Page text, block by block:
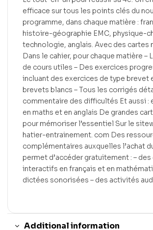
efficace sur tous les points clés du
programme, dans chaque matière :
histoire-géographie EMC, physique-
technologie, anglais. Avec des cartes
Dans le cahier, pour chaque matière –
de cours utiles – Des exercices
incluant des exercices de type brevet
brevets blancs – Tous les corrigés
commentaire des difficultés Et aussi :
en maths et en anglais De grandes
pour mémoriser l’essentiel Sur le
hatier-entrainement. com Des
complémentaires auxquelles l’achat
permet d’accéder gratuitement : –
interactifs en français et en
dictées sonorisées – des activités
Additional information